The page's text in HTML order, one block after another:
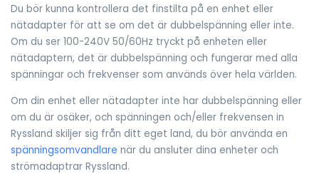
Du bör kunna kontrollera det finstilta på en enhet eller
nätadapter för att se om det är dubbelspänning eller inte.
Om du ser 100-240V 50/60Hz tryckt på enheten eller
nätadaptern, det är dubbelspänning och fungerar med alla
spänningar och frekvenser som används över hela världen.
Om din enhet eller nätadapter inte har dubbelspänning eller
om du är osäker, och spänningen och/eller frekvensen in
Ryssland skiljer sig från ditt eget land, du bör använda en
spänningsomvandlare när du ansluter dina enheter och
strömadaptrar Ryssland.